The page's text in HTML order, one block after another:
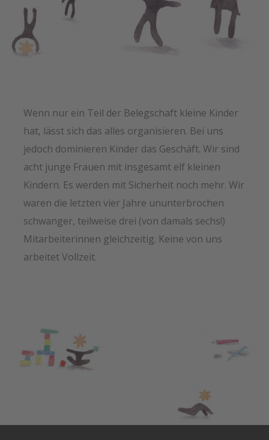
Wenn nur ein Teil der Belegschaft kleine Kinder
hat, lässt sich das alles organisieren. Bei uns
jedoch dominieren Kinder das Geschäft. Wir sind
acht junge Frauen mit insgesamt elf kleinen
Kindern. Es werden mit Sicherheit noch mehr. Wir
waren die letzten vier Jahre ununterbrochen
schwanger, teilweise drei (von damals sechs!)
Mitarbeiterinnen gleichzeitig. Keine von uns
arbeitet Vollzeit.